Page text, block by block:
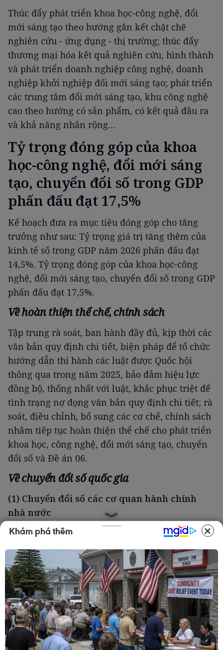
Thúc đẩy phát triển khoa học-công nghệ, đổi
mới sáng tạo theo hướng gắn kết chặt chẽ
nghiên cứu - ứng dụng - thị trường; thúc đẩy
thương mại hóa kết quả nghiên cứu, hình thành
và phát triển doanh nghiệp công nghệ, doanh
nghiệp khởi nghiệp đổi mới sáng tạo; phát triển
các trung tâm đổi mới sáng tạo, khu công nghệ
cao theo hướng có sản phẩm, có kết quả đầu ra
và khả năng nhân rộng...
Tỷ trọng đóng góp của khoa
học-công nghệ, đổi mới sáng
tạo, chuyển đổi số trong GDP
phấn đấu đạt 17,5%
Kế hoạch đưa ra mục tiêu đóng góp cho tăng
trưởng như sau: Tỷ trọng giá trị tăng thêm của
kinh tế số trong GDP năm 2026 phấn đấu đạt
14,5%. Tỷ trọng đóng góp của khoa học-công
nghệ, đổi mới sáng tạo, chuyển đổi số trong GDP
phấn đấu đạt 17,5%.
Về hoàn thiện thể chế, chính sách
Tập trung rà soát, ban hành đầy đủ, kịp thời các
văn bản quy định chi tiết, biện pháp để tổ chức
hướng dẫn thi hành các luật được Quốc hội
thông qua trong năm 2025, bảo đảm hiệu lực
đồng bộ, thống nhất với luật, khắc phục triệt để
tình trạng nợ đọng văn bản quy định chi tiết; rà
soát, điều chỉnh, bổ sung các cơ chế, chính sách
nhằm tiếp tục hoàn thiện thể chế cho phát triển
khoa học, công nghệ, đổi mới sáng tạo, chuyển
đổi số và Đề án 06.
Về chuyển đổi số quốc gia
(1) Chuyển đổi số các cơ quan hành chính
nhà nước
Về hạ tầng, nền tảng, dữ liệu số:
Mở rộng phủ
sóng 5G đạt 70% dân số. 100% cán bộ, công
chức, viên chức cấp xã được bố trí trang thiết bị
đáp ứng yêu cầu công việc và có chữ ký số cá
nhân để giải quyết công việc trên môi trường
điện tử.
100% hồ sơ công việc tại cơ quan hành chính
nhà nước được xử lý trên môi trường điện tử
Khám phá thêm